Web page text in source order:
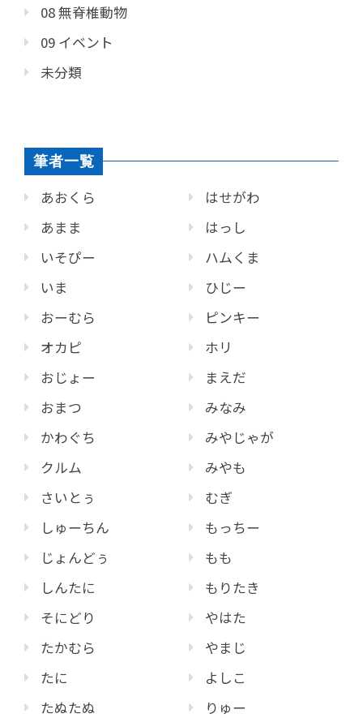
08 無脊椎動物
09 イベント
未分類
筆者一覧
あおくら
あまま
いそぴー
いま
おーむら
オカピ
おじょー
おまつ
かわぐち
クルム
さいとぅ
しゅーちん
じょんどぅ
しんたに
そにどり
たかむら
たに
たぬたぬ
はせがわ
はっし
ハムくま
ひじー
ピンキー
ホリ
まえだ
みなみ
みやじゃが
みやも
むぎ
もっちー
もも
もりたき
やはた
やまじ
よしこ
りゅー